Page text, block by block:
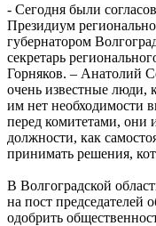
- Сегодня были
Президиум
губернатором
секретарь
Горняков. – Анатолий
очень известные люди,
им нет необходимости
перед комитетами, они
должности, как
принимать решения,
В Волгоградской
на пост председателей
одобрить